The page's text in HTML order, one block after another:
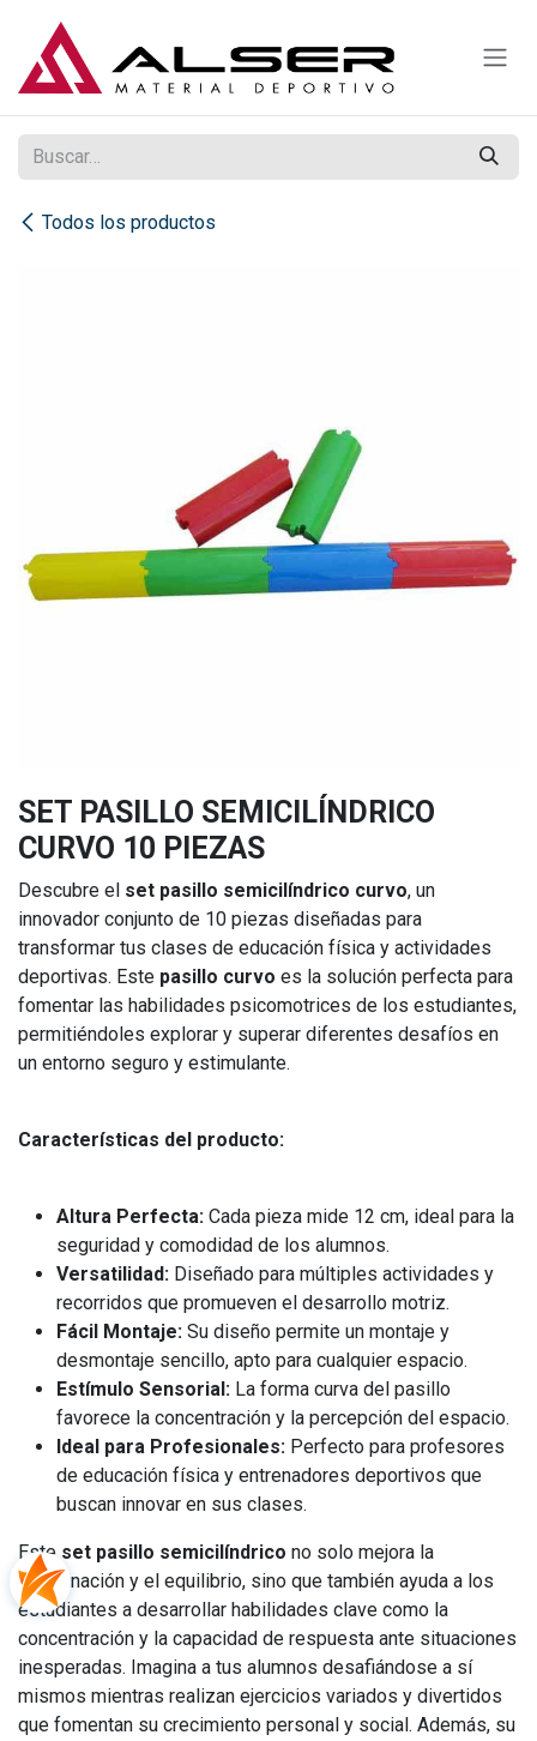
Todos los productos
SET PASILLO SEMICILÍNDRICO
CURVO 10 PIEZAS
Descubre el set pasillo semicilíndrico curvo, un
innovador conjunto de 10 piezas diseñadas para
transformar tus clases de educación física y actividades
deportivas. Este pasillo curvo es la solución perfecta para
fomentar las habilidades psicomotrices de los estudiantes,
permitiéndoles explorar y superar diferentes desafíos en
un entorno seguro y estimulante.
Características del producto:
Altura Perfecta: Cada pieza mide 12 cm, ideal para la
seguridad y comodidad de los alumnos.
Versatilidad: Diseñado para múltiples actividades y
recorridos que promueven el desarrollo motriz.
Fácil Montaje: Su diseño permite un montaje y
desmontaje sencillo, apto para cualquier espacio.
Estímulo Sensorial: La forma curva del pasillo
favorece la concentración y la percepción del espacio.
Ideal para Profesionales: Perfecto para profesores
de educación física y entrenadores deportivos que
buscan innovar en sus clases.
Este set pasillo semicilíndrico no solo mejora la
coordinación y el equilibrio, sino que también ayuda a los
estudiantes a desarrollar habilidades clave como la
concentración y la capacidad de respuesta ante situaciones
inesperadas. Imagina a tus alumnos desafiándose a sí
mismos mientras realizan ejercicios variados y divertidos
que fomentan su crecimiento personal y social. Además, su